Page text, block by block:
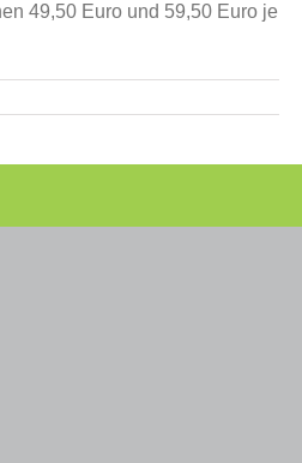
49,50 Euro und 59,50 Euro je